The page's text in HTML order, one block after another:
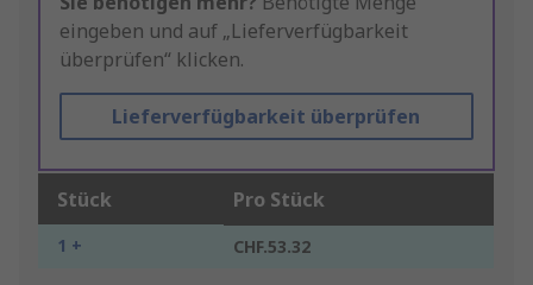
eingeben und auf „Lieferverfügbarkeit
überprüfen“ klicken.
Lieferverfügbarkeit überprüfen
Stück Pro Stück
1 + CHF.53.32